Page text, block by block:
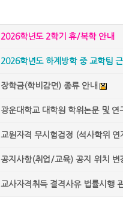
2026학년도 2학기 휴/복학 안내
2026학년도 하계방학 중 교학팀
장학금(학비감면) 종류 안내
광운대학교 대학원 학위논문 및
교원자격 무시험검정 (석사학위
공지사항(취업/교육) 공지 위치 변
교사자격취득 결격사유 법률시행